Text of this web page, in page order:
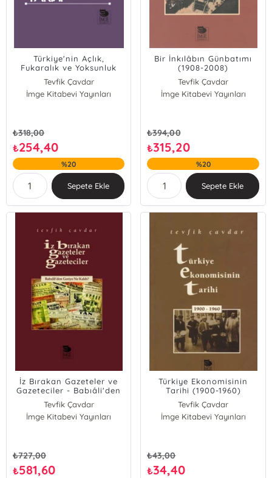
Türkiye'nin Açlık,
Fukaralık ve Yoksunluk
Tarihi
Tevfik Çavdar
İmge Kitabevi Yayınları
₺318,00
₺254,40
%20
Sepete Ekle
Bir İnkılâbın Günbatımı
(1908-2008)
Tevfik Çavdar
İmge Kitabevi Yayınları
₺394,00
₺315,20
%20
Sepete Ekle
İz Bırakan Gazeteler ve
Gazeteciler - Babıâli'den
Geriye Ne Kaldı?
Tevfik Çavdar
İmge Kitabevi Yayınları
₺727,00
₺581,60
Türkiye Ekonomisinin
Tarihi (1900-1960)
Tevfik Çavdar
İmge Kitabevi Yayınları
₺43,00
₺34,40